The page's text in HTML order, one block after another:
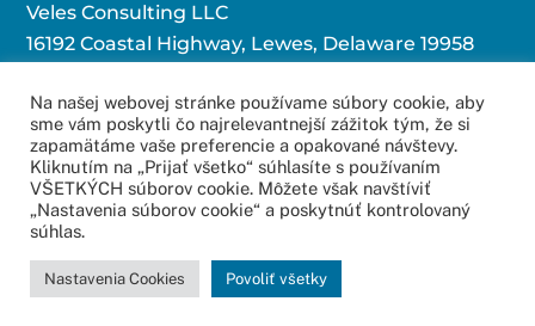
Veles Consulting LLC
16192 Coastal Highway, Lewes, Delaware 19958
Kontaktujte nás:
redakcia@povecernik.sk
© 2016 – 2022 Web Studio – Tvorba Web Stránok
Reserved.Mapa stránok
Na našej webovej stránke používame súbory cookie, aby
sme vám poskytli čo najrelevantnejší zážitok tým, že si
zapamätáme vaše preferencie a opakované návštevy.
Kliknutím na „Prijať všetko“ súhlasíte s používaním
VŠETKÝCH súborov cookie. Môžete však navštíviť
„Nastavenia súborov cookie“ a poskytnúť kontrolovaný
súhlas.
Nastavenia Cookies Povoliť všetky